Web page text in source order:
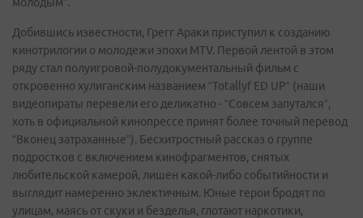
Добившись известности, Грегг Араки приступил к созданию
кинотрилогии о молодежи эпохи MTV. Первой лентой в этом
ряду стал полуигровой-полудокументальный фильм с
откровенно хулиганским названием “Totallyf ED UP” (наши
видеопираты перевели его деликатно - “Совсем запутался”,
хоть в официальной кинопрессе принят более точный перевод
“Вконец затраханные”). Бесхитростный рассказ о группе
подростков с включением кинофрагментов, снятых
любительской камерой, лишен какой-либо событийности и
выглядит намеренно эклектичным. Юные герои бродят по
улицам, маясь от скуки и безделья, глотают наркотики,